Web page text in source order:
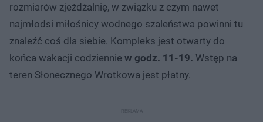
rozmiarów zjeżdżalnię, w związku z czym nawet
najmłodsi miłośnicy wodnego szaleństwa powinni tu
znaleźć coś dla siebie. Kompleks jest otwarty do
końca wakacji codziennie w godz. 11-19. Wstęp na
teren Słonecznego Wrotkowa jest płatny.